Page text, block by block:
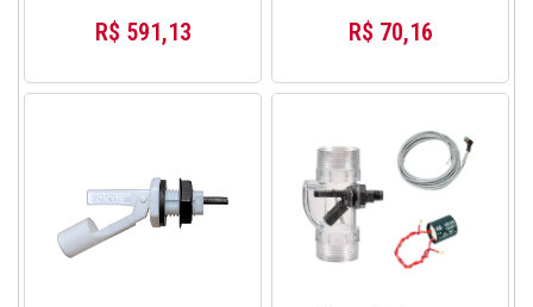
R$ 591,13 R$ 70,16